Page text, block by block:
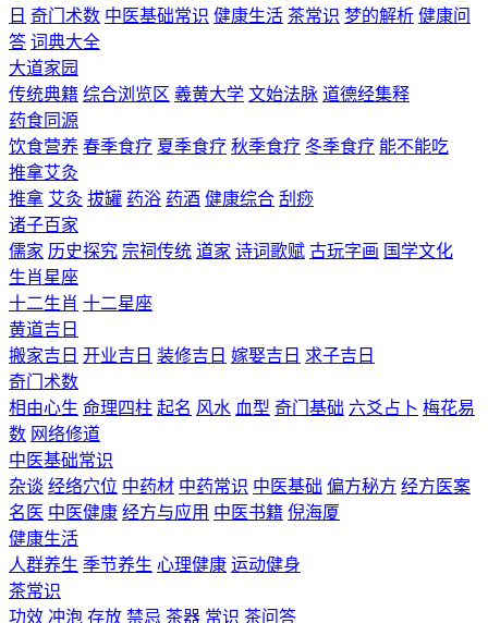
日 奇门术数 中医基础常识 健康生活 茶常识 梦的解析 健康问
答 词典大全
大道家园
传统典籍 综合浏览区 羲黄大学 文始法脉 道德经集释
药食同源
饮食营养 春季食疗 夏季食疗 秋季食疗 冬季食疗 能不能吃
推拿艾灸
推拿 艾灸 拔罐 药浴 药酒 健康综合 刮痧
诸子百家
儒家 历史探究 宗祠传统 道家 诗词歌赋 古玩字画 国学文化
生肖星座
十二生肖 十二星座
黄道吉日
搬家吉日 开业吉日 装修吉日 嫁娶吉日 求子吉日
奇门术数
相由心生 命理四柱 起名 风水 血型 奇门基础 六爻占卜 梅花易
数 网络修道
中医基础常识
杂谈 经络穴位 中药材 中药常识 中医基础 偏方秘方 经方医案
名医 中医健康 经方与应用 中医书籍 倪海厦
健康生活
人群养生 季节养生 心理健康 运动健身
茶常识
功效 冲泡 存放 禁忌 茶器 常识 茶问答